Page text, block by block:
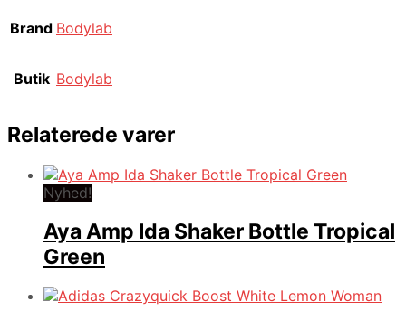
Brand Bodylab
Butik Bodylab
Relaterede varer
Nyhed!
Aya Amp Ida Shaker Bottle Tropical
Green